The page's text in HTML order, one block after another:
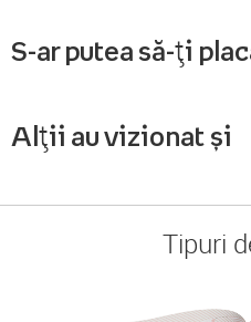
S-ar putea să-ți
Alții au vizionat și
Tipuri